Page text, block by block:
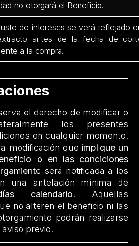
no otorgará el Beneficio.
de intereses se verá reflejado
antes de la fecha de
a la compra.
el derecho de modificar o
los presentes
en cualquier momento.
modificación que implique un
o en las condiciones
será notificada a los
una antelación mínima de
calendario. Aquellas
no alteren el beneficio ni las
podrán realizarse
previo.